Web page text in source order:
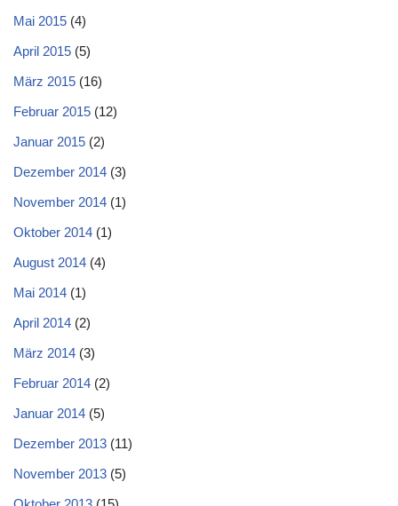
Mai 2015 (4)
April 2015 (5)
März 2015 (16)
Februar 2015 (12)
Januar 2015 (2)
Dezember 2014 (3)
November 2014 (1)
Oktober 2014 (1)
August 2014 (4)
Mai 2014 (1)
April 2014 (2)
März 2014 (3)
Februar 2014 (2)
Januar 2014 (5)
Dezember 2013 (11)
November 2013 (5)